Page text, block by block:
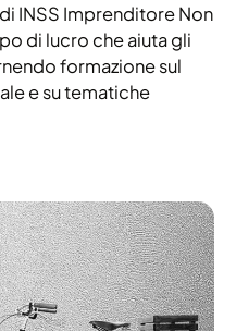
INSS Imprenditore Non
di lucro che aiuta gli
formazione sul
e su tematiche